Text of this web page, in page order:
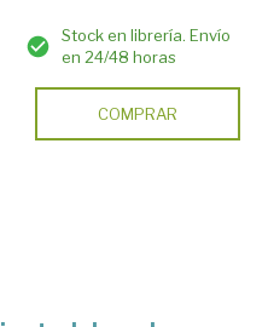
Stock en librería. Envío
en 24/48 horas
COMPRAR